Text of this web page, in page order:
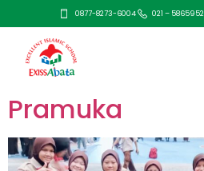
0877-8273-6004 021 – 5865952
Pramuka